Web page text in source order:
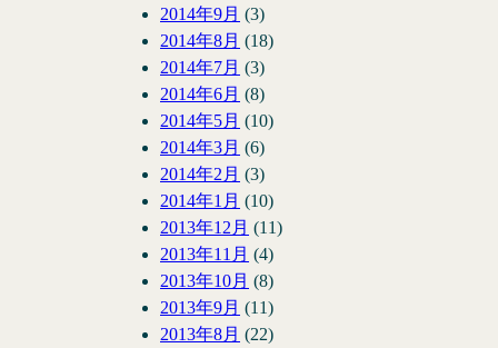
2014年9月 (3)
2014年8月 (18)
2014年7月 (3)
2014年6月 (8)
2014年5月 (10)
2014年3月 (6)
2014年2月 (3)
2014年1月 (10)
2013年12月 (11)
2013年11月 (4)
2013年10月 (8)
2013年9月 (11)
2013年8月 (22)